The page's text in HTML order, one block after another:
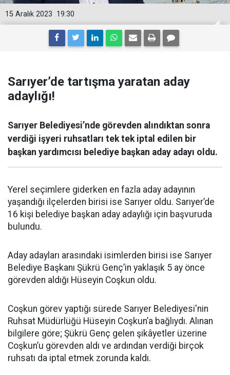
19:30
15 Aralık 2023
Sarıyer’de tartışma yaratan aday
adaylığı!
Sarıyer Belediyesi’nde görevden alındıktan sonra
verdiği işyeri ruhsatları tek tek iptal edilen bir
başkan yardımcısı belediye başkan aday adayı oldu.
Yerel seçimlere giderken en fazla aday adayının
yaşandığı ilçelerden birisi ise Sarıyer oldu. Sarıyer’de
16 kişi belediye başkan aday adaylığı için başvuruda
bulundu.
Aday adayları arasındaki isimlerden birisi ise Sarıyer
Belediye Başkanı Şükrü Genç’in yaklaşık 5 ay önce
görevden aldığı Hüseyin Coşkun oldu.
Coşkun görev yaptığı sürede Sarıyer Belediyesi'nin
Ruhsat Müdürlüğü Hüseyin Coşkun’a bağlıydı. Alınan
bilgilere göre; Şükrü Genç gelen şikâyetler üzerine
Coşkun’u görevden aldı ve ardından verdiği birçok
ruhsatı da iptal etmek zorunda kaldı.